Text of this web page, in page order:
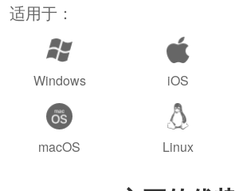
适用于：
Windows iOS
macOS Linux